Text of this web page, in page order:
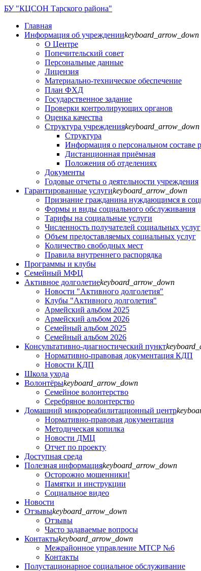
БУ "КЦСОН Тарского района"
Главная
Информация об учрежденииkeyboard_arrow_down
О Центре
Попечительский совет
Персональные данные
Лицензия
Материально-техническое обеспечение
План ФХД
Государственное задание
Проверки контролирующих органов
Оценка качества
Структура учрежденияkeyboard_arrow_down
Структура
Информация о персональном составе
Дистанционная приёмная
Положения об отделениях
Документы
Годовые отчеты о деятельности учреждения
Гарантированные услугиkeyboard_arrow_down
Признание гражданина нуждающимся в
Формы и виды социального обслуживания
Тарифы на социальные услуги
Численность получателей социальных услуг
Объем предоставляемых социальных услуг
Количество свободных мест
Правила внутреннего распорядка
Программы и клубы
Семейный МФЦ
Активное долголетиеkeyboard_arrow_down
Новости "Активного долголетия"
Клубы "Активного долголетия"
Армейский альбом 2025
Армейский альбом 2026
Семейный альбом 2025
Семейный альбом 2026
Консультативно-диагностический пункт
Нормативно-правовая документация КДП
Новости КДП
Школа ухода
Волонтёрыkeyboard_arrow_down
Семейное волонтерство
Серебряное волонтерство
Домашний микрореабилитационный центр
Нормативно-правовая документация
Методическая копилка
Новости ДМЦ
Отчет по проекту
Доступная среда
Полезная информацияkeyboard_arrow_down
Осторожно мошенники!
Памятки и инструкции
Социальное видео
Новости
Отзывыkeyboard_arrow_down
Отзывы
Часто задаваемые вопросы
Контактыkeyboard_arrow_down
Межрайонное управление МТСР №6
Контакты
Полустационарное социальное обслуживание